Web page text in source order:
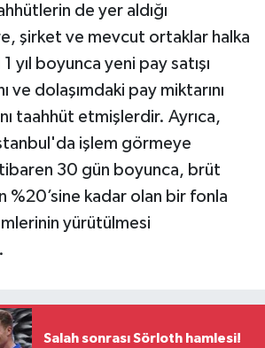
de yer aldığı
şirket ve mevcut ortaklar halka
yıl boyunca yeni pay satışı
ve dolaşımdaki pay miktarını
taahhüt etmişlerdir. Ayrıca,
işlem görmeye
30 gün boyunca, brüt
%20’sine kadar olan bir fonla
yürütülmesi
Salah sonrası Sörloth hamlesi!